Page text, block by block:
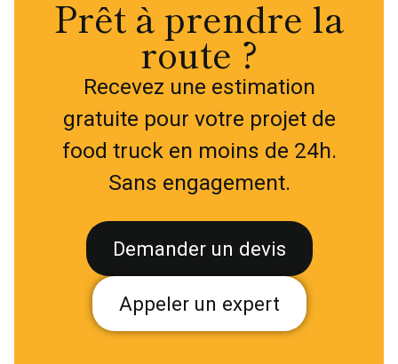
Prêt à prendre la
route ?
Recevez une estimation
gratuite pour votre projet de
food truck en moins de 24h.
Sans engagement.
Demander un devis
Appeler un expert